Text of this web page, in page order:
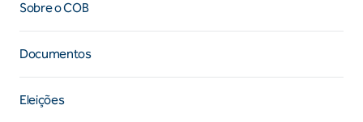
Sobre o COB
Documentos
Eleições